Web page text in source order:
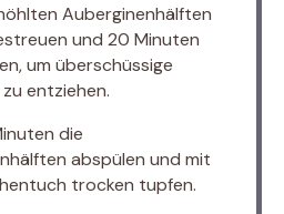
Auberginenhälften
und 20 Minuten
um überschüssige
entziehen.
die
abspülen und mit
trocken tupfen.